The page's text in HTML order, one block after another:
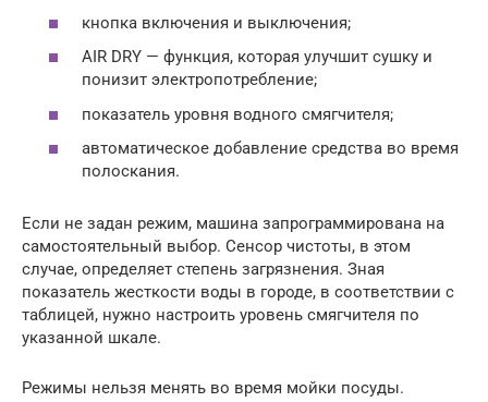
кнопка включения и выключения;
AIR DRY — функция, которая улучшит сушку и
понизит электропотребление;
показатель уровня водного смягчителя;
автоматическое добавление средства во время
полоскания.
Если не задан режим, машина запрограммирована на
самостоятельный выбор. Сенсор чистоты, в этом
случае, определяет степень загрязнения. Зная
показатель жесткости воды в городе, в соответствии с
таблицей, нужно настроить уровень смягчителя по
указанной шкале.
Режимы нельзя менять во время мойки посуды.